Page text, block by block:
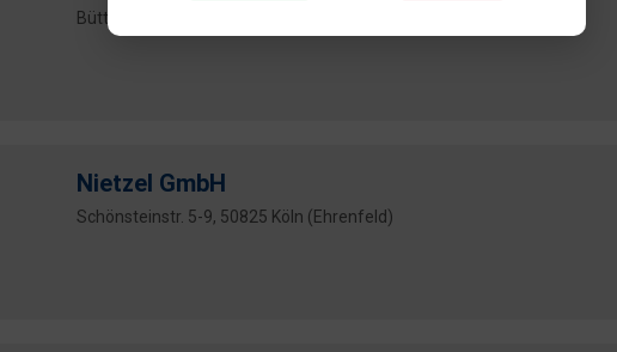
Büttgener Weg 22, 50769 Köln (Worringen)
Nietzel GmbH
Schönsteinstr. 5-9, 50825 Köln (Ehrenfeld)